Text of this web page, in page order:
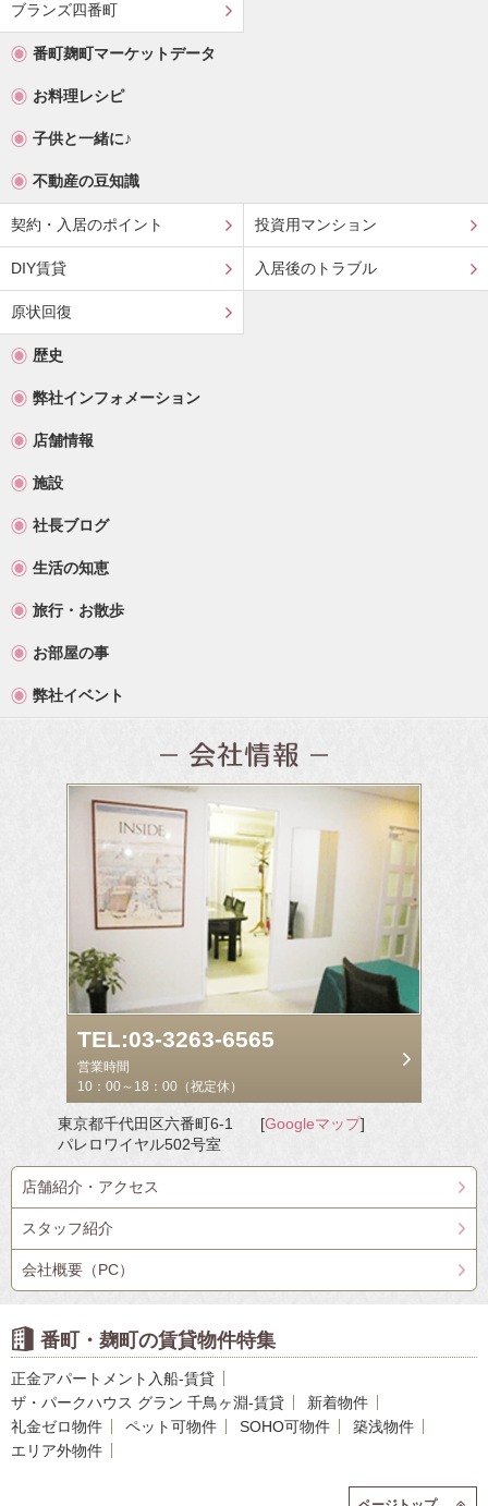
ブランズ四番町
番町麹町マーケットデータ
お料理レシピ
子供と一緒に♪
不動産の豆知識
契約・入居のポイント 投資用マンション
DIY賃貸 入居後のトラブル
原状回復
歴史
弊社インフォメーション
店舗情報
施設
社長ブログ
生活の知恵
旅行・お散歩
お部屋の事
弊社イベント
TEL:03-3263-6565
営業時間
10：00～18：00（祝定休）
東京都千代田区六番町6-1
パレロワイヤル502号室
[Googleマップ]
店舗紹介・アクセス
スタッフ紹介
会社概要（PC）
番町・麹町の賃貸物件特集
正金アパートメント入船-賃貸
ザ・パークハウス グラン 千鳥ヶ淵-賃貸
新着物件
礼金ゼロ物件
ペット可物件 SOHO可物件
築浅物件
エリア外物件